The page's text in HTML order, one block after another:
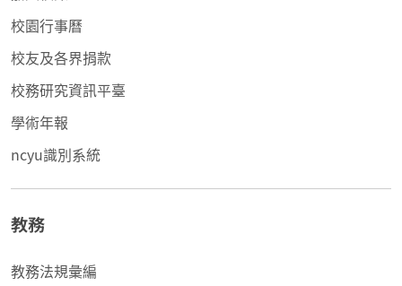
校園行事曆
校友及各界捐款
校務研究資訊平臺
學術年報
ncyu識別系統
教務
教務法規彙編